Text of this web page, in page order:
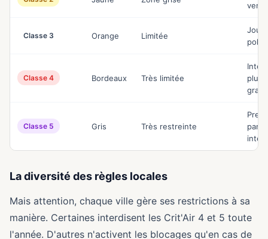
venir
Classe 3 Orange Limitée
Classe 4 Bordeaux Très limitée
Classe 5 Gris Très restreinte
La diversité des règles locales
Mais attention, chaque ville gère ses restrictions à sa
manière. Certaines interdisent les Crit'Air 4 et 5 toute
l'année. D'autres n'activent les blocages qu'en cas de